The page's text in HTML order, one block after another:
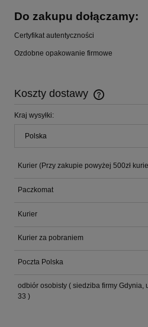
Do zakupu dołączamy:
Certyfikat autentyczności
Ozdobne opakowanie firmowe
Koszty dostawy
Cena nie zawiera ewentualnych
Kraj wysyłki:
Kurier (Przy zakupie powyżej 500zł
Paczkomat
Kurier
Kurier za pobraniem
Poczta Polska
odbiór osobisty ( siedziba firmy Gdynia,
33 )